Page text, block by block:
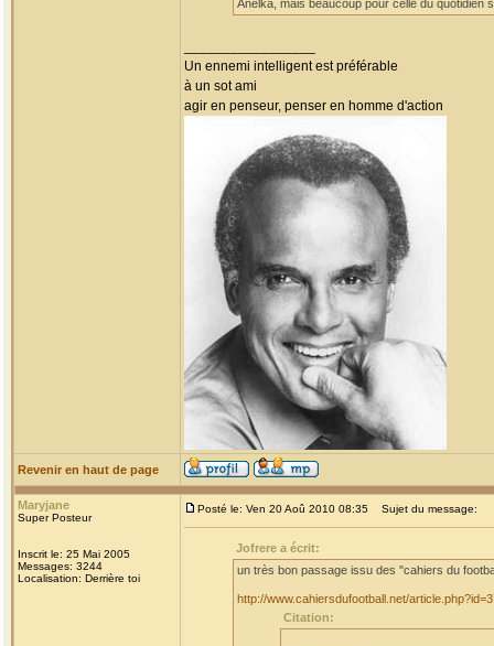
Anelka, mais beaucoup pour celle du quotidien
Un ennemi intelligent est préférable
à un sot ami
agir en penseur, penser en homme d'action
Revenir en haut de page
Maryjane
Super Posteur
Inscrit le: 25 Mai 2005
Messages: 3244
Localisation: Derrière toi
Posté le: Ven 20 Aoû 2010 08:35 Sujet du message:
Jofrere a écrit:
un très bon passage issu des "cahiers du
http://www.cahiersdufootball.net/
Citation: